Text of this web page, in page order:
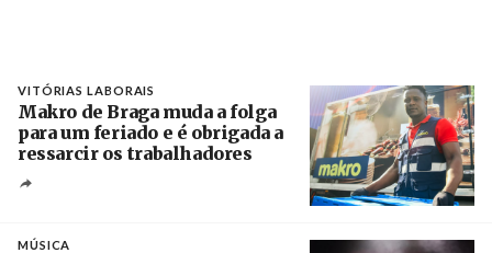
VITÓRIAS LABORAIS
Makro de Braga muda a folga
para um feriado e é obrigada a
ressarcir os trabalhadores
MÚSICA